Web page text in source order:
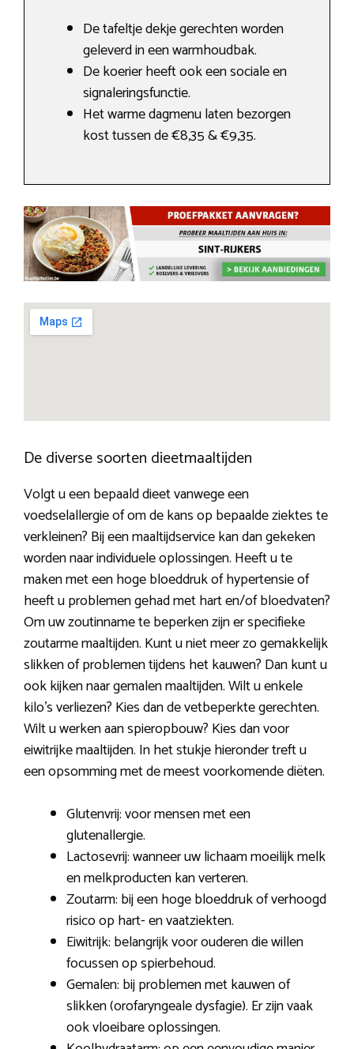
De tafeltje dekje gerechten worden
geleverd in een warmhoudbak.
De koerier heeft ook een sociale en
signaleringsfunctie.
Het warme dagmenu laten bezorgen
kost tussen de €8,35 & €9,35.
De diverse soorten dieetmaaltijden
Volgt u een bepaald dieet vanwege een
voedselallergie of om de kans op bepaalde ziektes te
verkleinen? Bij een maaltijdservice kan dan gekeken
worden naar individuele oplossingen. Heeft u te
maken met een hoge bloeddruk of hypertensie of
heeft u problemen gehad met hart en/of bloedvaten?
Om uw zoutinname te beperken zijn er specifieke
zoutarme maaltijden. Kunt u niet meer zo gemakkelijk
slikken of problemen tijdens het kauwen? Dan kunt u
ook kijken naar gemalen maaltijden. Wilt u enkele
kilo’s verliezen? Kies dan de vetbeperkte gerechten.
Wilt u werken aan spieropbouw? Kies dan voor
eiwitrijke maaltijden. In het stukje hieronder treft u
een opsomming met de meest voorkomende diëten.
Glutenvrij: voor mensen met een
glutenallergie.
Lactosevrij: wanneer uw lichaam moeilijk melk
en melkproducten kan verteren.
Zoutarm: bij een hoge bloeddruk of verhoogd
risico op hart- en vaatziekten.
Eiwitrijk: belangrijk voor ouderen die willen
focussen op spierbehoud.
Gemalen: bij problemen met kauwen of
slikken (orofaryngeale dysfagie). Er zijn vaak
ook vloeibare oplossingen.